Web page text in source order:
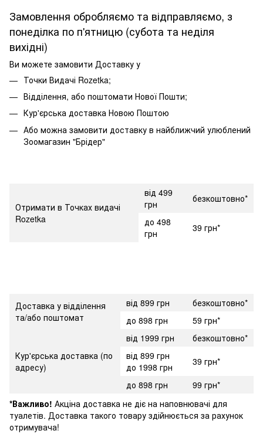
Замовлення обробляємо та відправляємо, з
понеділка по п'ятницю (субота та неділя
вихідні)
Ви можете замовити Доставку у
Точки Видачі Rozetka;
Відділення, або поштомати Нової Пошти;
Кур'єрська доставка Новою Поштою
Або можна замовити доставку в найближчий улюблений
Зоомагазин "Брідер"
Отримати в Точках видачі
Rozetka
від 499
грн
безкоштовно*
до 498
грн
39 грн*
Доставка у відділення
та/або поштомат
від 899 грн
безкоштовно*
до 898 грн
59 грн*
Кур'єрська доставка (по
адресу)
від 1999 грн
безкоштовно*
від 899 грн
до 1998 грн
39 грн*
до 898 грн
99 грн*
*Важливо! Акціна доставка не діє на наповнювачі для
туалетів. Доставка такого товару здійнюється за рахунок
отримувача!